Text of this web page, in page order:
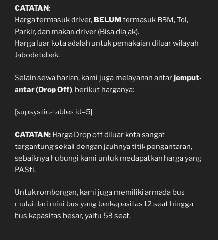
CATATAN:
Harga termasuk driver, BELUMtermasuk BBM, Tol,
Parkir, dan makan driver (Bisa diajak).
Harga luar kota adalah untuk pemakaian diluar wilayah
Jabodetabek.
Selain sewa harian, kami juga melayanan antarjemput-
antar (Drop Off), berikut harganya:
[supsystic-tables id=5]
CATATAN: Harga Drop off diluar kota sangat
tergantung sekali dengan jauhnya titik pengantaran,
sebaiknya hubungi kami untuk medapatkan harga yang
PASti.
Untuk rombongan, kami juga memiliki armada bus
mulai dari mini bus yang berkapasitas 12 seat hingga
bus kapasitas besar, yaitu 58 seat.